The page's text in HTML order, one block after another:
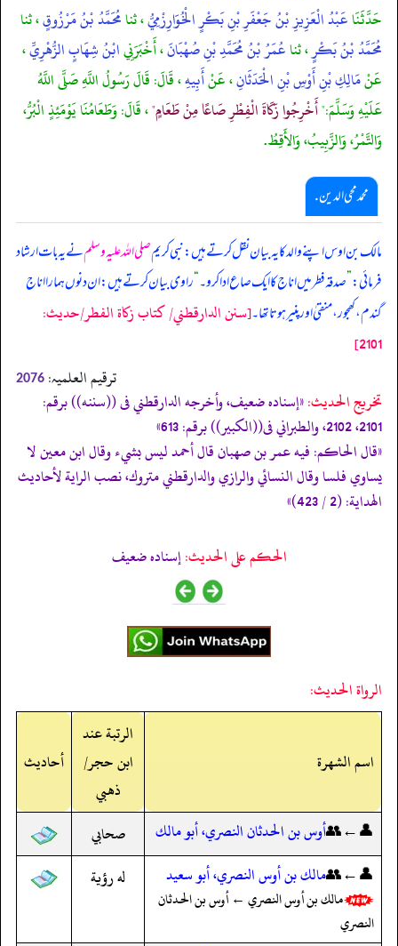
حَدَّثَنَاعَبْدُ الْعَزِيزِ بْنُ جَعْفَرِ بْنِ بَكْرٍ الْخُوَارِزْمِيُّ، ثنامُحَمَّدُ بْنُ مَرْزُوقٍ، ثنا
مُحَمَّدُ بْنُ بَكْرٍ، ثناعُمَرُ بْنُ مُحَمَّدِ بْنِ صُهْبَانَ، أَخْبَرَنِيابْنُ شِهَابٍ الزُّهْرِيِّ،
عَنْمَالِكِ بْنِ أَوْسِ بْنِ الْحَدَثَانِ، عَنْأَبِيهِ، قَالَ: قَالَ رَسُولُ اللَّهِ صَلَّى اللَّهُ
عَلَيْهِ وَسَلَّمَ:"أَخْرِجُوا زَكَاةَ الْفِطْرِ صَاعًا مِنْ طَعَامٍ"، قَالَ: وَطَعَامُنَا يَوْمَئِذٍ الْبُرُّ،
وَالتَّمْرُ، وَالزَّبِيبُ، وَالأَقِطُ.
محمد محی الدین .
مالک بن اوس اپنے والد کا یہ بیان نقل کرتے ہیں: نبی کریمصلی اللہ علیہ وسلمنے یہ بات ارشاد
فرمائی:”صدقہ فطر میں اناج کا ایک صاع ادا کرو۔“راوی بیان کرتے ہیں: ان دنوں ہمارا اناج
گندم، کھجور، منقیٰ اور پنیر ہوتا تھا۔[سنن الدارقطني/ كتاب زكاة الفطر/حدیث:
2101]
ترقیم العلمیہ: 2076
تخریج الحدیث:«إسناده ضعيف، وأخرجه الدارقطني فى ((سننه)) برقم:
2101، 2102، والطبراني فى((الكبير)) برقم: 613»
«قال الحاکم: فيه عمر بن صهبان قال أحمد ليس بشيء وقال ابن معين لا
يساوي فلسا وقال النسائي والرازي والدارقطني متروك، نصب الراية لأحاديث
الهداية: (2 / 423)»
الحكم على الحديث:إسناده ضعيف
الرواة الحديث:
اسم الشهرة
الرتبة عند
ابن حجر/
ذهبي
أحاديث
👤←👥أوس بن الحدثان النصري، أبو مالك
صحابي
👤←👥مالك بن أوس النصري، أبو سعيد
مالك بن أوس النصري ← أوس بن الحدثان
النصري
له رؤية